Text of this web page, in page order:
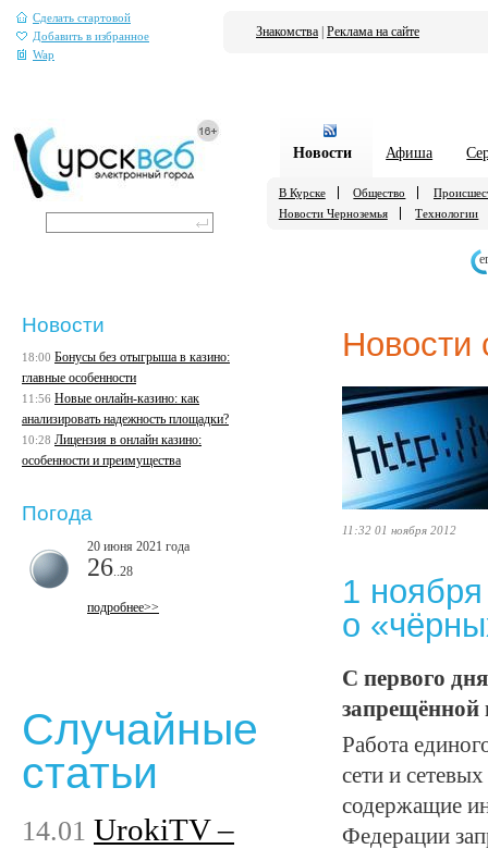
Сделать стартовой
Добавить в избранное
Wap
Знакомства Реклама на сайте
Новости Афиша
В Курске Общество
Новости Черноземья
Технологии
Новости
11:32 01 ноября 2012
1
о
С первого
запрещённой
Работа
сети и
содержащие
Федерации
Новости
18:00 Бонусы без отыгрыша в казино:
главные особенности
11:56 Новые онлайн-казино: как
анализировать надежность площадки?
10:28 Лицензия в онлайн казино:
особенности и преимущества
Погода
20 июня 2021 года
26 ..28
подробнее>>
Случайные
статьи
14.01 UrokiTV –